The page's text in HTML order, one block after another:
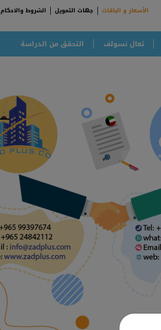
الأسعار و الباقات جهات التمويل الشروط والاحكام
تعال نسولف التحقق من الدراسة